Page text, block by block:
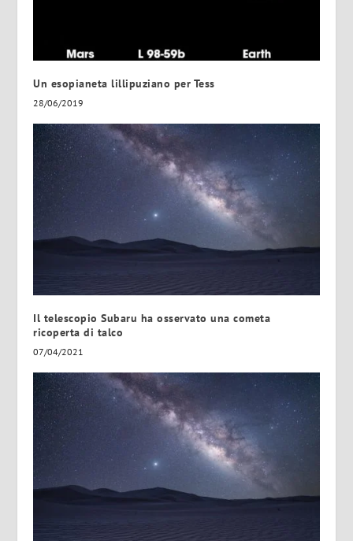
Un esopianeta lillipuziano per Tess
28/06/2019
Il telescopio Subaru ha osservato una cometa
ricoperta di talco
07/04/2021